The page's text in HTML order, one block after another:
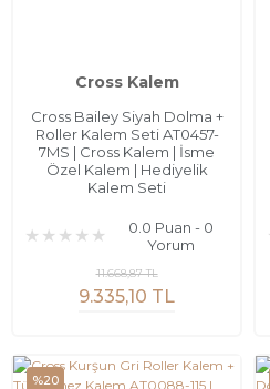
Cross Kalem
Cross Bailey Siyah Dolma +
Roller Kalem Seti AT0457-
7MS | Cross Kalem | İsme
Özel Kalem | Hediyelik
Kalem Seti
0.0 Puan - 0
Yorum
9.335,10 TL
11.668,87 TL
%20